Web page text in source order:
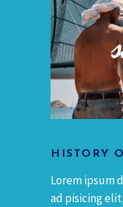
HISTORY
Lorem ipsum
ad pisicing